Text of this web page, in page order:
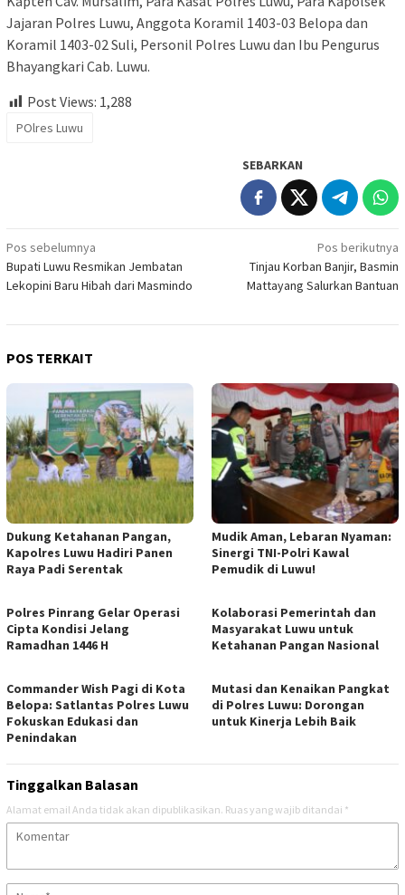
Jajaran Polres Luwu, Anggota Koramil 1403-03 Belopa dan
Koramil 1403-02 Suli, Personil Polres Luwu dan Ibu Pengurus
Bhayangkari Cab. Luwu.
Post Views: 1,288
POlres Luwu
SEBARKAN
Navigasi
pos
Pos sebelumnya
Bupati Luwu Resmikan Jembatan
Lekopini Baru Hibah dari Masmindo
Pos berikutnya
Tinjau Korban Banjir, Basmin
Mattayang Salurkan Bantuan
POS TERKAIT
Dukung Ketahanan Pangan,
Kapolres Luwu Hadiri Panen
Raya Padi Serentak
Mudik Aman, Lebaran Nyaman:
Sinergi TNI-Polri Kawal
Pemudik di Luwu!
Polres Pinrang Gelar Operasi
Cipta Kondisi Jelang
Ramadhan 1446 H
Kolaborasi Pemerintah dan
Masyarakat Luwu untuk
Ketahanan Pangan Nasional
Commander Wish Pagi di Kota
Belopa: Satlantas Polres Luwu
Fokuskan Edukasi dan
Penindakan
Mutasi dan Kenaikan Pangkat
di Polres Luwu: Dorongan
untuk Kinerja Lebih Baik
Tinggalkan Balasan
Alamat email Anda tidak akan dipublikasikan. Ruas yang wajib ditandai *